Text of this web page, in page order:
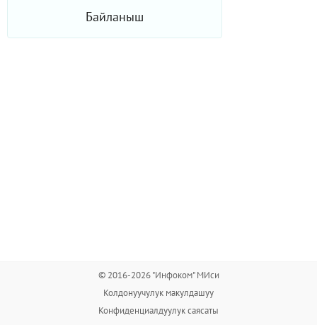
Байланыш
© 2016-2026 "Инфоком" МИси
Колдонуучулук макулдашуу
Конфиденциалдуулук саясаты